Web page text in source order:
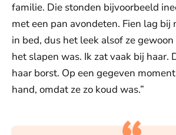
familie. Die stonden bijvoorbeeld
met een pan avondeten. Fien lag
in bed, dus het leek alsof ze
het slapen was. Ik zat vaak bij haar.
haar borst. Op een gegeven
hand, omdat ze zo koud was.”